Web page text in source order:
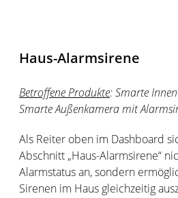
Haus-Alarmsirene
Betroffene Produkte:Smarte
Smarte Außenkamera mit
Als Reiter oben im Dashboard
Abschnitt „Haus-Alarmsirene“
Alarmstatus an, sondern
Sirenen im Haus gleichzeitig